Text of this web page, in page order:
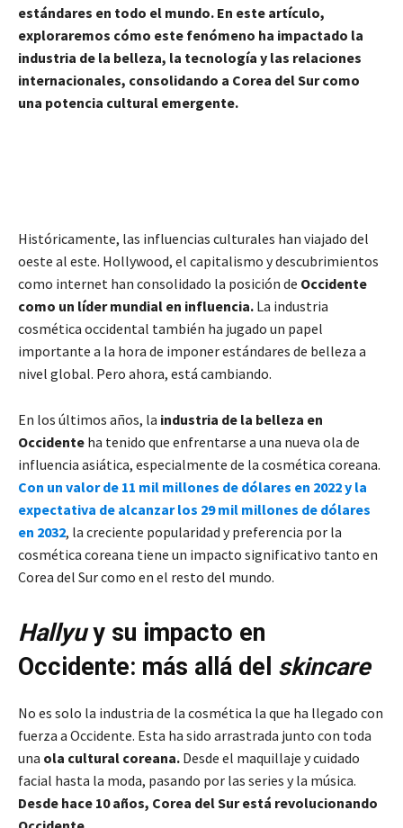
estándares en todo el mundo. En este artículo,
exploraremos cómo este fenómeno ha impactado la
industria de la belleza, la tecnología y las relaciones
internacionales, consolidando a Corea del Sur como
una potencia cultural emergente.
Históricamente, las influencias culturales han viajado del
oeste al este. Hollywood, el capitalismo y descubrimientos
como internet han consolidado la posición de Occidente
como un líder mundial en influencia. La industria
cosmética occidental también ha jugado un papel
importante a la hora de imponer estándares de belleza a
nivel global. Pero ahora, está cambiando.
En los últimos años, la industria de la belleza en
Occidente ha tenido que enfrentarse a una nueva ola de
influencia asiática, especialmente de la cosmética coreana.
Con un valor de 11 mil millones de dólares en 2022 y la
expectativa de alcanzar los 29 mil millones de dólares
en 2032, la creciente popularidad y preferencia por la
cosmética coreana tiene un impacto significativo tanto en
Corea del Sur como en el resto del mundo.
Hallyuy su impacto en
Occidente: más allá del skincare
No es solo la industria de la cosmética la que ha llegado con
fuerza a Occidente. Esta ha sido arrastrada junto con toda
una ola cultural coreana. Desde el maquillaje y cuidado
facial hasta la moda, pasando por las series y la música.
Desde hace 10 años, Corea del Sur está revolucionando